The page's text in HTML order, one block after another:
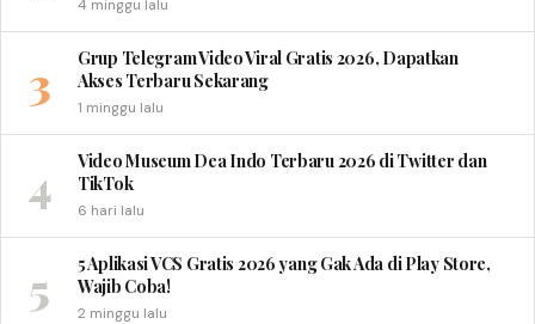
4 minggu lalu
3
Grup Telegram Video Viral Gratis 2026, Dapatkan
Akses Terbaru Sekarang
1 minggu lalu
4
Video Museum Dea Indo Terbaru 2026 di Twitter dan
TikTok
6 hari lalu
5
5 Aplikasi VCS Gratis 2026 yang Gak Ada di Play Store,
Wajib Coba!
2 minggu lalu